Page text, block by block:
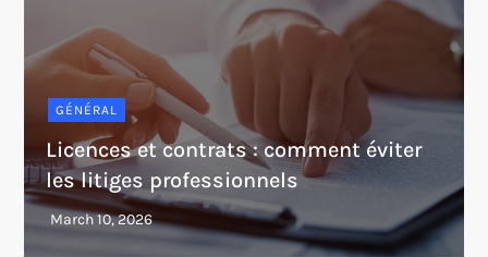
GÉNÉRAL
Licences et contrats : comment éviter
les litiges professionnels